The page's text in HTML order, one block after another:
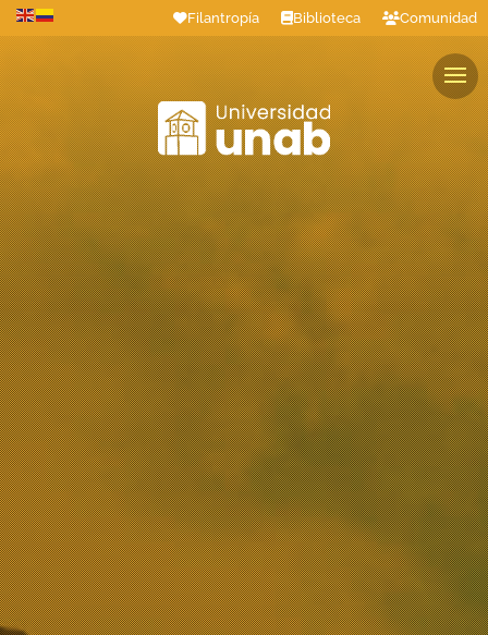
Filantropía Biblioteca Comunidad
Estudiantes Profesores Colaboradores Graduados